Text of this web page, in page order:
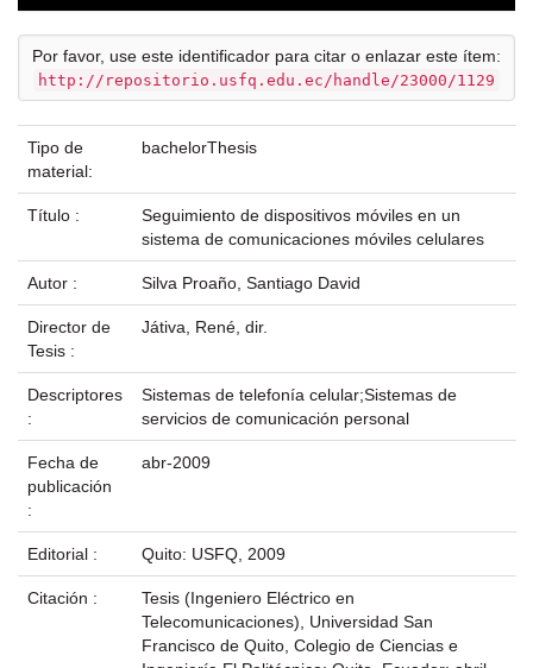
Por favor, use este identificador para citar o enlazar este ítem:
http://repositorio.usfq.edu.ec/handle/23000/1129
Tipo de
material:
bachelorThesis
Título :
Seguimiento de dispositivos móviles en un
sistema de comunicaciones móviles celulares
Autor : Silva Proaño, Santiago David
Director de
Tesis :
Játiva, René, dir.
Descriptores
:
Sistemas de telefonía celular;Sistemas de
servicios de comunicación personal
Fecha de
publicación
:
abr-2009
Editorial : Quito: USFQ, 2009
Citación :
Tesis (Ingeniero Eléctrico en
Telecomunicaciones), Universidad San
Francisco de Quito, Colegio de Ciencias e